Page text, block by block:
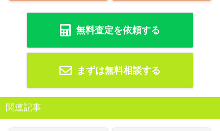
無料査定を依頼する
まずは無料相談する
関連記事